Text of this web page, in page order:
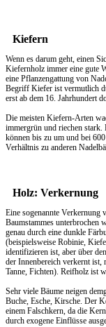
Kiefern
Wenn es darum geht, einen
Kiefernholz immer eine gute
eine Pflanzengattung von
Begriff Kiefer ist vermutlich
erst ab dem 16. Jahrhundert
Die meisten Kiefern-Arten
immergrün und riechen
können bis zu um und bei
Verhältnis zu anderen
Holz: Verkernung
Eine sogenannte Verkernung
Baumstammes unterbrochen
genau durch eine dunkle
(beispielsweise Robinie,
identifizieren ist, aber über
der Innenbereich verkernt
Tanne, Fichten). Reifholz ist
Sehr viele Bäume neigen
Buche, Esche, Kirsche. Der
einem Falschkern, da die
durch exogene Einflüsse